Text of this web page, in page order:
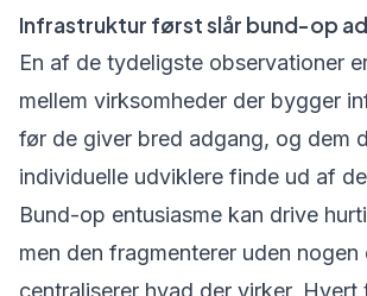
Infrastruktur først slår bund-op
En af de tydeligste observationer
mellem virksomheder der bygger
før de giver bred adgang, og dem
individuelle udviklere finde ud af
Bund-op entusiasme kan drive
men den fragmenterer uden nogen
centraliserer hvad der virker.